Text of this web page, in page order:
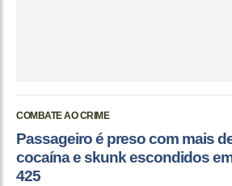
COMBATE AO CRIME
Passageiro é preso com mais
cocaína e skunk escondidos
425